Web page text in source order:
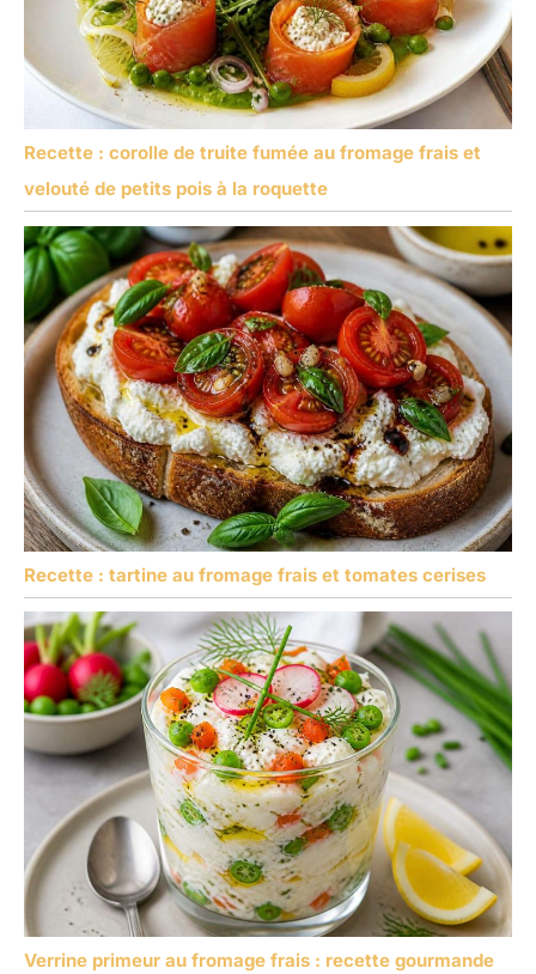
Recette : corolle de truite fumée au fromage frais et
velouté de petits pois à la roquette
Recette : tartine au fromage frais et tomates cerises
Verrine primeur au fromage frais : recette gourmande